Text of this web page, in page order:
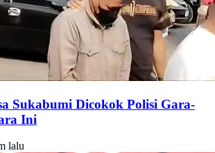
Sukabumi Dicokok Polisi Gara-
Ini
lalu